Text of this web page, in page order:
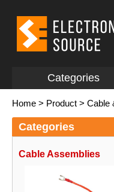
Categories
Home > Product > Cable
Categories
Cable Assemblies